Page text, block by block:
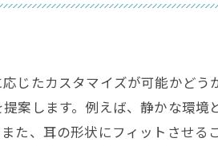
用者からの高評価
域密着型のサービス
新技術と安心のサポート
じたカスタマイズが可能かど
案します。例えば、静かな環
た、耳の形状にフィットさせ